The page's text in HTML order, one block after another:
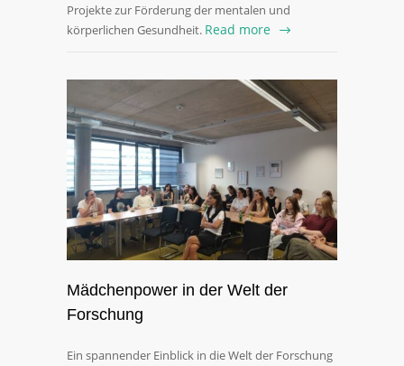
Projekte zur Förderung der mentalen und
körperlichen Gesundheit. Read more
Mädchenpower in der Welt der
Forschung
Ein spannender Einblick in die Welt der Forschung